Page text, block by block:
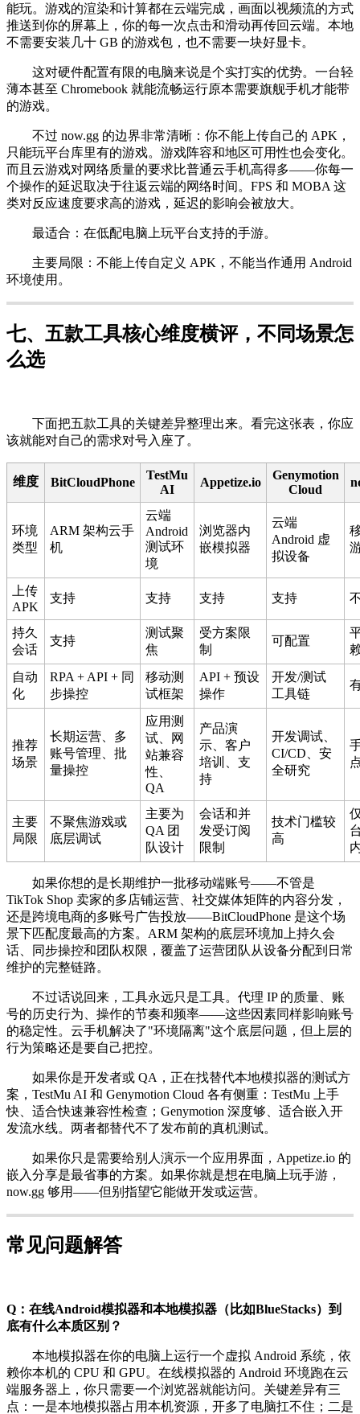
能玩。游戏的渲染和计算都在云端完成，画面以视频流的方式
推送到你的屏幕上，你的每一次点击和滑动再传回云端。本地
不需要安装几十 GB 的游戏包，也不需要一块好显卡。
这对硬件配置有限的电脑来说是个实打实的优势。一台轻
薄本甚至 Chromebook 就能流畅运行原本需要旗舰手机才能带
的游戏。
不过 now.gg 的边界非常清晰：你不能上传自己的 APK，
只能玩平台库里有的游戏。游戏阵容和地区可用性也会变化。
而且云游戏对网络质量的要求比普通云手机高得多——你每一
个操作的延迟取决于往返云端的网络时间。FPS 和 MOBA 这
类对反应速度要求高的游戏，延迟的影响会被放大。
最适合：在低配电脑上玩平台支持的手游。
主要局限：不能上传自定义 APK，不能当作通用 Android
环境使用。
七、五款工具核心维度横评，不同场景怎
么选
下面把五款工具的关键差异整理出来。看完这张表，你应
该就能对自己的需求对号入座了。
维度 BitCloudPhone
TestMu
AI
Appetize.io
Genymotion
Cloud
环境
类型
ARM 架构云手
机
云端
Android
测试环
境
浏览器内
嵌模拟器
云端
Android 虚
拟设备
上传
APK
支持 支持 支持 支持
持久
会话
支持
测试聚
焦
受方案限
制
可配置
自动
化
RPA + API + 同
步操控
移动测
试框架
API + 预设
操作
开发/测试
工具链
推荐
场景
长期运营、多
账号管理、批
量操控
应用测
试、网
站兼容
性、
QA
产品演
示、客户
培训、支
持
开发调试、
CI/CD、安
全研究
主要
局限
不聚焦游戏或
底层调试
主要为
QA 团
队设计
会话和并
发受订阅
限制
技术门槛较
高
如果你想的是长期维护一批移动端账号——不管是
TikTok Shop 卖家的多店铺运营、社交媒体矩阵的内容分发，
还是跨境电商的多账号广告投放——BitCloudPhone 是这个场
景下匹配度最高的方案。ARM 架构的底层环境加上持久会
话、同步操控和团队权限，覆盖了运营团队从设备分配到日常
维护的完整链路。
不过话说回来，工具永远只是工具。代理 IP 的质量、账
号的历史行为、操作的节奏和频率——这些因素同样影响账号
的稳定性。云手机解决了"环境隔离"这个底层问题，但上层的
行为策略还是要自己把控。
如果你是开发者或 QA，正在找替代本地模拟器的测试方
案，TestMu AI 和 Genymotion Cloud 各有侧重：TestMu 上手
快、适合快速兼容性检查；Genymotion 深度够、适合嵌入开
发流水线。两者都替代不了发布前的真机测试。
如果你只是需要给别人演示一个应用界面，Appetize.io 的
嵌入分享是最省事的方案。如果你就是想在电脑上玩手游，
now.gg 够用——但别指望它能做开发或运营。
常见问题解答
Q：在线Android模拟器和本地模拟器（比如BlueStacks）到
底有什么本质区别？
本地模拟器在你的电脑上运行一个虚拟 Android 系统，依
赖你本机的 CPU 和 GPU。在线模拟器的 Android 环境跑在云
端服务器上，你只需要一个浏览器就能访问。关键差异有三
点：一是本地模拟器占用本机资源，开多了电脑扛不住；二是